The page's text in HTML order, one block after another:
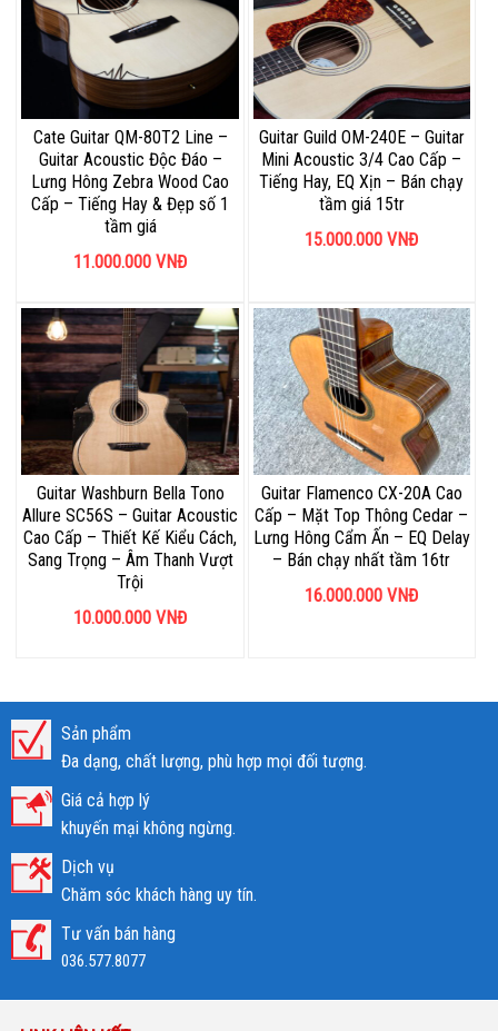
Cate Guitar QM-80T2 Line –
Guitar Acoustic Độc Đáo –
Lưng Hông Zebra Wood Cao
Cấp – Tiếng Hay & Đẹp số 1
tầm giá
11.000.000 VNĐ
Guitar Guild OM-240E – Guitar
Mini Acoustic 3/4 Cao Cấp –
Tiếng Hay, EQ Xịn – Bán chạy
tầm giá 15tr
15.000.000 VNĐ
Guitar Washburn Bella Tono
Allure SC56S – Guitar Acoustic
Cao Cấp – Thiết Kế Kiểu Cách,
Sang Trọng – Âm Thanh Vượt
Trội
10.000.000 VNĐ
Guitar Flamenco CX-20A Cao
Cấp – Mặt Top Thông Cedar –
Lưng Hông Cẩm Ấn – EQ Delay
– Bán chạy nhất tầm 16tr
16.000.000 VNĐ
Sản phẩm
Đa dạng, chất lượng, phù hợp mọi đối tượng.
Giá cả hợp lý
khuyến mại không ngừng.
Dịch vụ
Chăm sóc khách hàng uy tín.
Tư vấn bán hàng
036.577.8077